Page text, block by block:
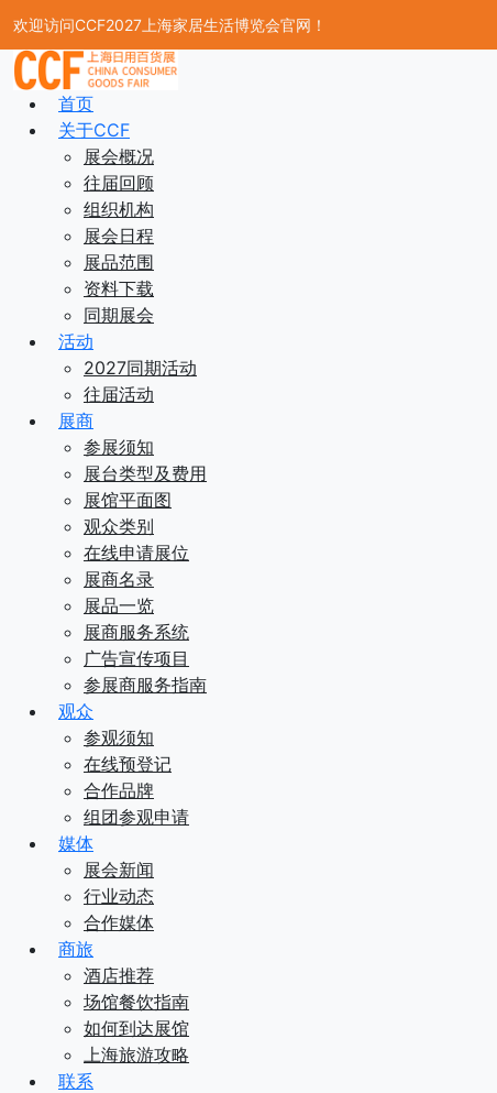
欢迎访问CCF2027上海家居生活博览会官网！
首页
关于CCF
展会概况
往届回顾
组织机构
展会日程
展品范围
资料下载
同期展会
活动
2027同期活动
往届活动
展商
参展须知
展台类型及费用
展馆平面图
观众类别
在线申请展位
展商名录
展品一览
展商服务系统
广告宣传项目
参展商服务指南
观众
参观须知
在线预登记
合作品牌
组团参观申请
媒体
展会新闻
行业动态
合作媒体
商旅
酒店推荐
场馆餐饮指南
如何到达展馆
上海旅游攻略
联系